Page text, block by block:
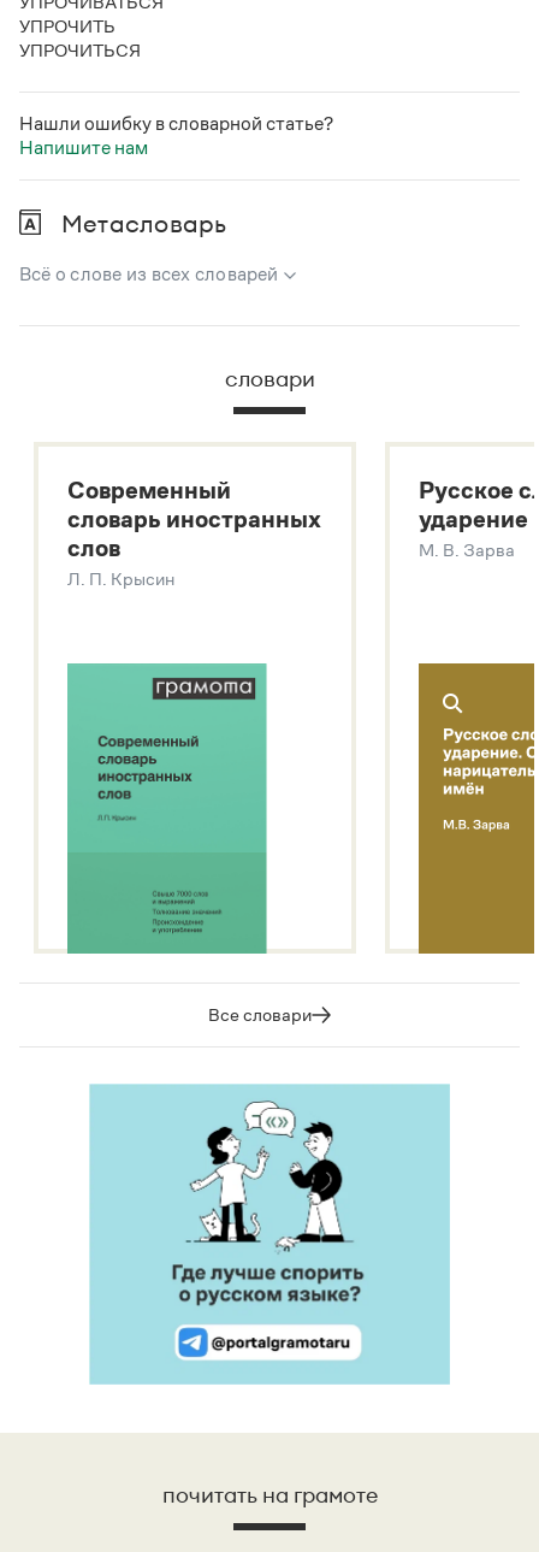
УПРОЧИТЬ
УПРОЧИТЬСЯ
Нашли ошибку в словарной статье?
Напишите нам
Метасловарь
Всё о слове из всех словарей
В метасловаре Грамоты в удобном виде собрана вся
Русский орфографический словарь
Большой толковый словарь русских глаголов
Современный словарь иностранных слов
Звук – технология синтеза платформы
SaluteSpeech
словари
Современный
словарь иностранных
слов
Л. П. Крысин
Русское
ударение
М. В. Зарва
Все словари
почитать на грамоте